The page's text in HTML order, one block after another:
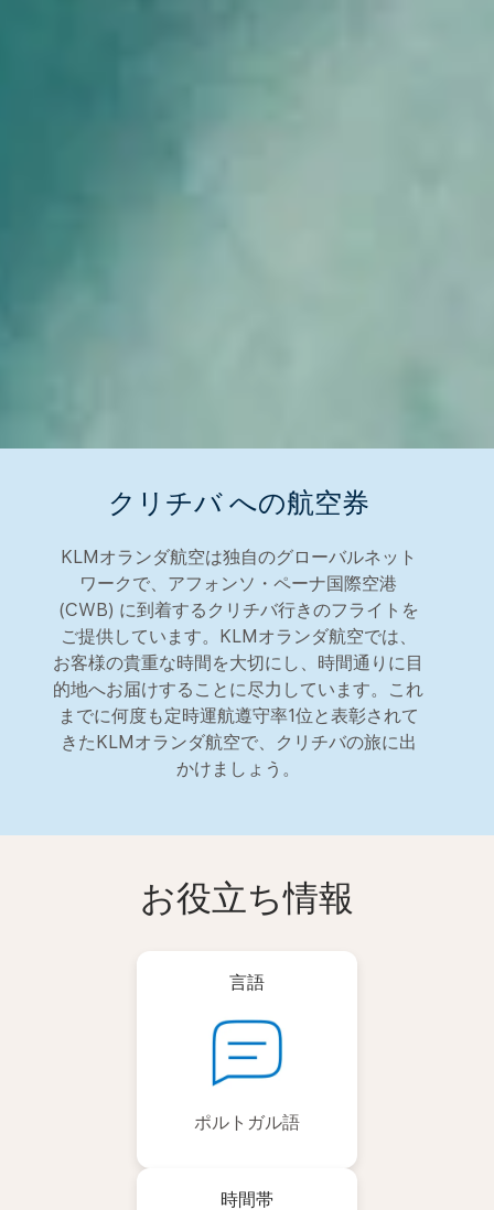
クリチバ への航空券
KLMオランダ航空は独自のグローバルネット
ワークで、アフォンソ・ペーナ国際空港
(CWB) に到着するクリチバ行きのフライトを
ご提供しています。KLMオランダ航空では、
お客様の貴重な時間を大切にし、時間通りに目
的地へお届けすることに尽力しています。これ
までに何度も定時運航遵守率1位と表彰されて
きたKLMオランダ航空で、クリチバの旅に出
かけましょう。
お役立ち情報
言語
ポルトガル語
時間帯